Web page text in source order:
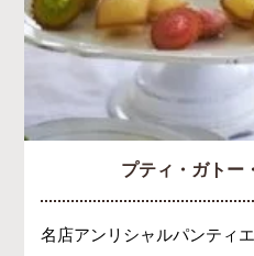
プティ・ガトー
名店アンリシャルパンティ